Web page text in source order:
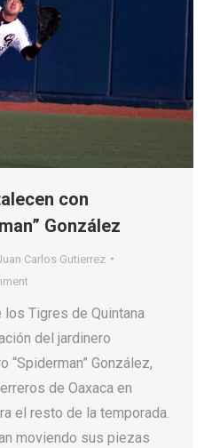
con
González
Carlos Gutierrez
los Tigres de Quintana
del jardinero
“Spiderman” González,
de Oaxaca en
el resto de la temporada.
moviendo sus piezas